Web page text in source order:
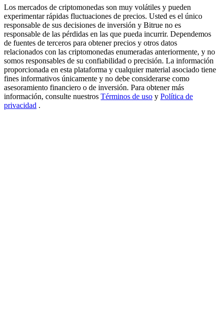
Precious Metals Trading Carnival
Trade Gold & Silver · 33,333 USDT Bonus
USDT New User Exclusive 10% APR
Los mercados de criptomonedas son muy volátiles y pueden
experimentar rápidas fluctuaciones de precios. Usted es el único
responsable de sus decisiones de inversión y Bitrue no es
responsable de las pérdidas en las que pueda incurrir. Dependemos
de fuentes de terceros para obtener precios y otros datos
relacionados con las criptomonedas enumeradas anteriormente, y no
somos responsables de su confiabilidad o precisión. La información
proporcionada en esta plataforma y cualquier material asociado tiene
fines informativos únicamente y no debe considerarse como
asesoramiento financiero o de inversión. Para obtener más
información, consulte nuestros Términos de uso y Política de
privacidad .